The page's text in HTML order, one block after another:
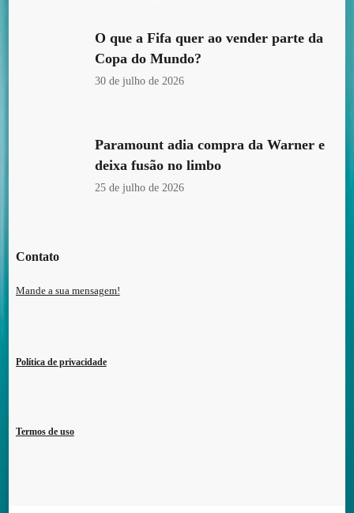
O que a Fifa quer ao vender parte da
Copa do Mundo?
30 de julho de 2026
Paramount adia compra da Warner e
deixa fusão no limbo
25 de julho de 2026
Contato
Mande a sua mensagem!
Política de privacidade
Termos de uso